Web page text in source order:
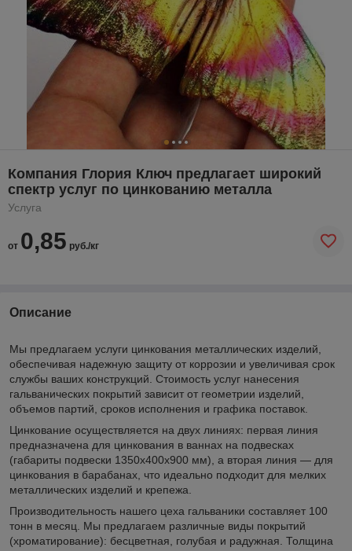
Компания Глория Ключ предлагает широкий
спектр услуг по цинкованию металла
Услуга
от 0,85 руб./кг
Описание
Мы предлагаем услуги цинкования металлических изделий,
обеспечивая надежную защиту от коррозии и увеличивая срок
службы ваших конструкций. Стоимость услуг нанесения
гальванических покрытий зависит от геометрии изделий,
объемов партий, сроков исполнения и графика поставок.
Цинкование осуществляется на двух линиях: первая линия
предназначена для цинкования в ваннах на подвесках
(габариты подвески 1350х400х900 мм), а вторая линия — для
цинкования в барабанах, что идеально подходит для мелких
металлических изделий и крепежа.
Производительность нашего цеха гальваники составляет 100
тонн в месяц. Мы предлагаем различные виды покрытий
(хроматирование): бесцветная, голубая и радужная. Толщина